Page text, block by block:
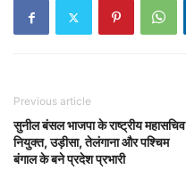
Previous article
सुनील बंसल भाजपा के राष्ट्रीय महासचिव
नियुक्त, उड़ीसा, तेलंगाना और पश्चिम
बंगाल के बने प्रदेश प्रभारी